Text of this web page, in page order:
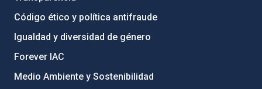
Código ético y política antifraude
Igualdad y diversidad de género
Forever IAC
Medio Ambiente y Sostenibilidad